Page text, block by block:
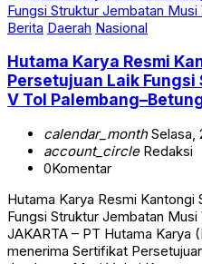
Berita Daerah Nasional
Persetujuan Laik Fungsi
V Tol
account_circleRedaksi
0Komentar
Fungsi Struktur Jembatan
JAKARTA – PT Hutama Karya
menerima Sertifikat
Jembatan Musi V dari